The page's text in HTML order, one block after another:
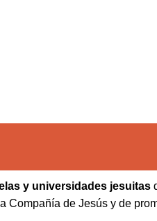
y universidades jesuitas
de Jesús y de